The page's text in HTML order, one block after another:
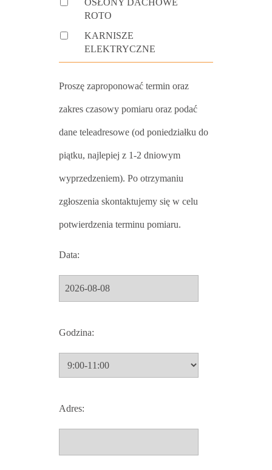
OSŁONY DACHOWE
ROTO
KARNISZE
ELEKTRYCZNE
Proszę zaproponować termin oraz
zakres czasowy pomiaru oraz podać
dane teleadresowe (od poniedziałku do
piątku, najlepiej z 1-2 dniowym
wyprzedzeniem). Po otrzymaniu
zgłoszenia skontaktujemy się w celu
potwierdzenia terminu pomiaru.
Data:
Godzina:
Adres: